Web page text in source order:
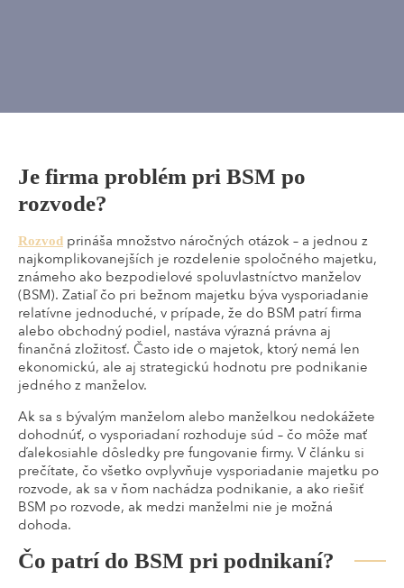
Je firma problém pri BSM po
rozvode?
Rozvod prináša množstvo náročných otázok – a jednou z
najkomplikovanejších je rozdelenie spoločného majetku,
známeho ako bezpodielové spoluvlastníctvo manželov
(BSM). Zatiaľ čo pri bežnom majetku býva vysporiadanie
relatívne jednoduché, v prípade, že do BSM patrí firma
alebo obchodný podiel, nastáva výrazná právna aj
finančná zložitosť. Často ide o majetok, ktorý nemá len
ekonomickú, ale aj strategickú hodnotu pre podnikanie
jedného z manželov.
Ak sa s bývalým manželom alebo manželkou nedokážete
dohodnúť, o vysporiadaní rozhoduje súd – čo môže mať
ďalekosiahle dôsledky pre fungovanie firmy. V článku si
prečítate, čo všetko ovplyvňuje vysporiadanie majetku po
rozvode, ak sa v ňom nachádza podnikanie, a ako riešiť
BSM po rozvode, ak medzi manželmi nie je možná
dohoda.
Čo patrí do BSM pri podnikaní?